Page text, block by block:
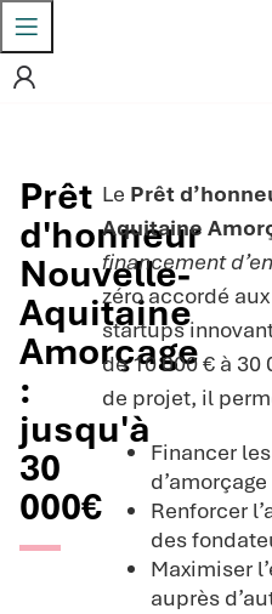
Prêt
d'honneur
Nouvelle-
Aquitaine
Amorçage
:
jusqu'à
30
000€
Le Prêt
Aquitaine
financement
zéro accordé
startups
de 10 000 € à 30
de projet, il
Financer
Renforcer
des
Maximiser
auprès